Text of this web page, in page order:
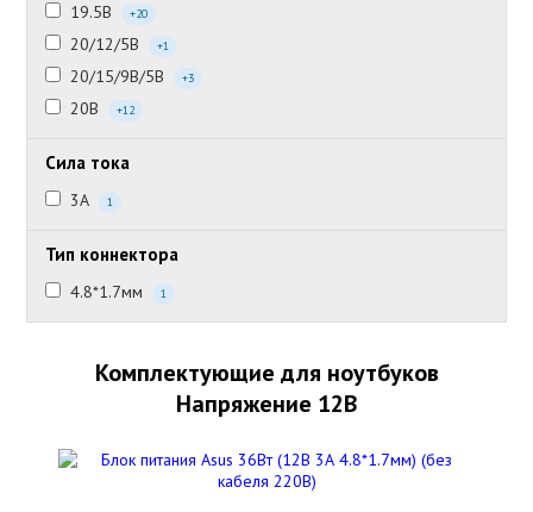
19.5В +20
20/12/5В +1
20/15/9В/5В +3
20В +12
Сила тока
3А 1
Тип коннектора
4.8*1.7мм 1
Комплектующие для ноутбуков
Напряжение 12В